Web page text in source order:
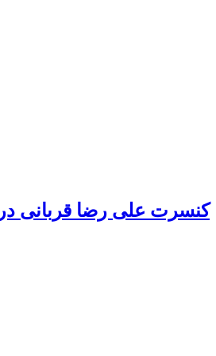
کنسرت علی رضا قربانی